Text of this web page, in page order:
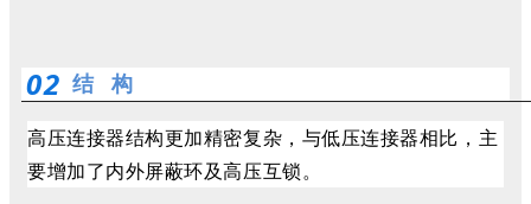
02 结 构
高压连接器结构更加精密复杂，与低压连接器相比，主
要增加了内外屏蔽环及高压互锁。